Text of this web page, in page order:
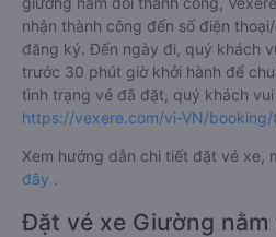
nhận thành công đến số điện
đăng ký. Đến ngày đi, quý khách
trước 30 phút giờ khởi hành để
tình trạng vé đã đặt, quý khách
https://vexere.com/vi-VN/
Xem hướng dẫn chi tiết đặt vé xe,
đây .
Đặt vé xe Giường